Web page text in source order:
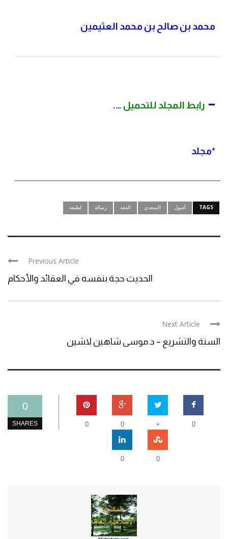
محمد بن صالح بن محمد العثيمين
– رابط المجلد للتحميل ….
*مجلد
TAGS أصول السعدي الفقه رسالة لطيفة
Previous Article
الحديث حجة بنفسه في العقائد والأحكام
Next Article
السنة والتشريع – د.موسى شاهين لاشين
0
SHARES 0
+
0
0
0
0